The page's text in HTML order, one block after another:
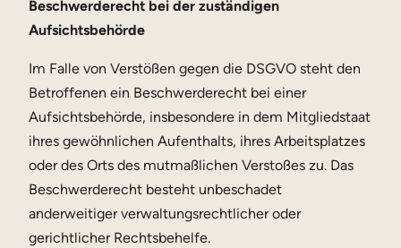
Beschwerderecht bei der zuständigen
Aufsichtsbehörde
Im Falle von Verstößen gegen die DSGVO steht den
Betroffenen ein Beschwerderecht bei einer
Aufsichtsbehörde, insbesondere in dem Mitgliedstaat
ihres gewöhnlichen Aufenthalts, ihres Arbeitsplatzes
oder des Orts des mutmaßlichen Verstoßes zu. Das
Beschwerderecht besteht unbeschadet
anderweitiger verwaltungsrechtlicher oder
gerichtlicher Rechtsbehelfe.